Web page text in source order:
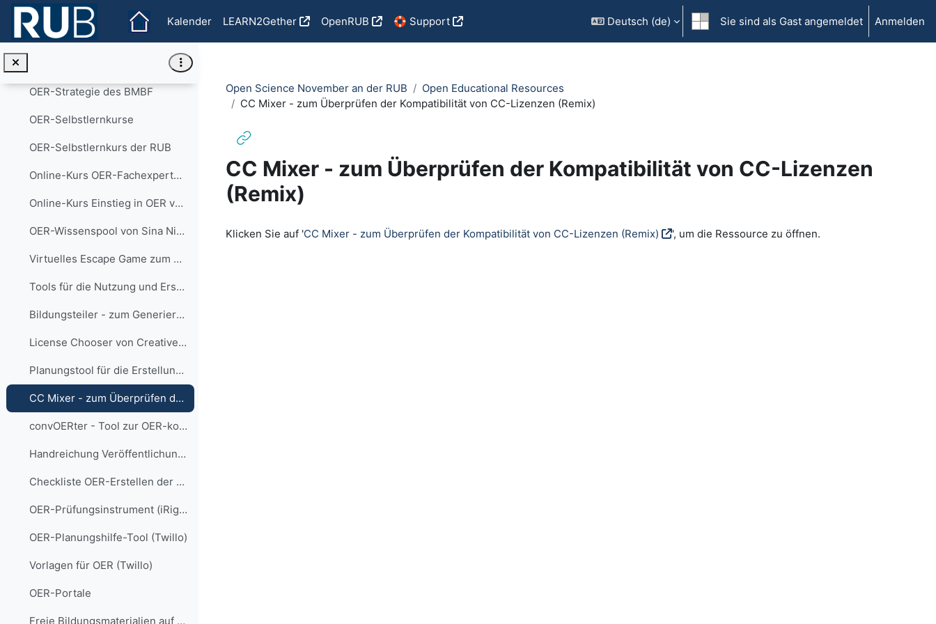
Zum Hauptinhalt
Kalender
LEARN2Gether OpenRUB 🛟 Support Deutsch ‎(de)‎ Sie sind als Gast angemeldet Anmelden
Die NC-Lizenz und ihre Folgen
Das Dossier des Magazins iRights - Beiträge rund um das Thema OER
OER-Strategie des BMBF
OER-Selbstlernkurse
OER-Selbstlernkurs der RUB
Online-Kurs OER-Fachexperten von oncampus
Online-Kurs Einstieg in OER von Nele Hirsch
OER-Wissenspool von Sina Nitzsche und Linda Halm ist für das Netzwerk ORCA.nrw
Virtuelles Escape Game zum Thema Urheberrecht & OER von Martina Rüter
Tools für die Nutzung und Erstellung von OER
Bildungsteiler - zum Generieren eines Lizenzhinweises
License Chooser von Creative Commons
Planungstool für die Erstellung von OER (OER Canvas)
CC Mixer - zum Überprüfen der Kompatibilität von CC-Lizenzen (Remix)
convOERter - Tool zur OER-konformen Gestaltung von Dateien
Handreichung Veröffentlichung von Lehr-Lern-Materialien als OER (HHU)
Checkliste OER-Erstellen der FH Bielefeld
OER-Prüfungsinstrument (iRights)
OER-Planungshilfe-Tool (Twillo)
Vorlagen für OER (Twillo)
OER-Portale
Freie Bildungsmaterialien auf dem Landesportal ORCA.nrw
Open Science November an der RUB
Open Educational Resources
CC Mixer - zum Überprüfen der Kompatibilität von CC-Lizenzen (Remix)
CC Mixer - zum Überprüfen der Kompatibilität von CC-Lizenzen
(Remix)
Klicken Sie auf 'CC Mixer - zum Überprüfen der Kompatibilität von CC-Lizenzen (Remix) ', um die Ressource zu öffnen.